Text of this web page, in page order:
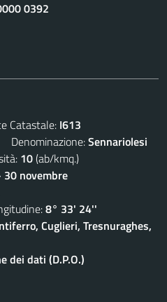
0392
Catastale: I613
Denominazione:Sennariolesi
10(ab/kmq.)
novembre
8° 33' 24''
Cuglieri, Tresnuraghes,
dei dati (D.P.O.)